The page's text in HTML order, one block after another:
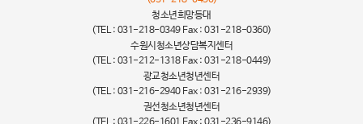
청소년희망등대
(TEL : 031-218-0349 Fax : 031-218-0360)
수원시청소년상담복지센터
(TEL : 031-212-1318 Fax : 031-218-0449)
광교청소년청년센터
(TEL : 031-216-2940 Fax : 031-216-2939)
권선청소년청년센터